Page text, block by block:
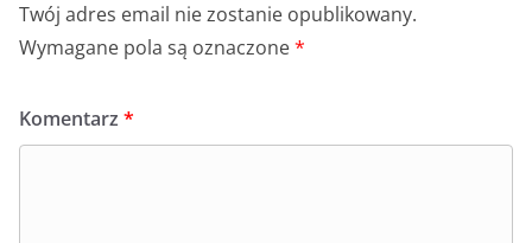
Twój adres email nie zostanie opublikowany.
Wymagane pola są oznaczone*
Komentarz *